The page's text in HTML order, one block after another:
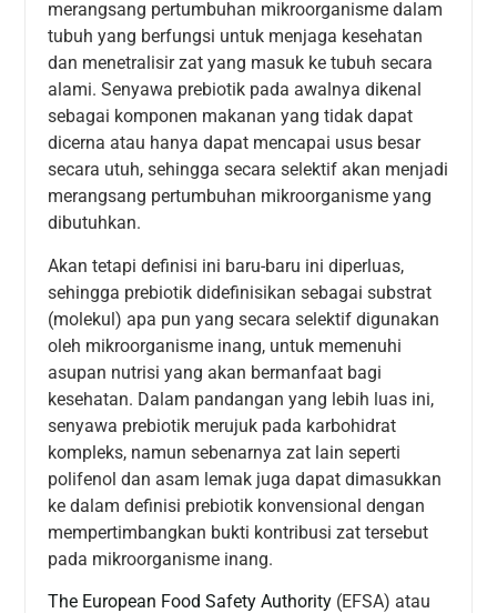
merangsang pertumbuhan mikroorganisme dalam
tubuh yang berfungsi untuk menjaga kesehatan
dan menetralisir zat yang masuk ke tubuh secara
alami. Senyawa prebiotik pada awalnya dikenal
sebagai komponen makanan yang tidak dapat
dicerna atau hanya dapat mencapai usus besar
secara utuh, sehingga secara selektif akan menjadi
merangsang pertumbuhan mikroorganisme yang
dibutuhkan.
Akan tetapi definisi ini baru-baru ini diperluas,
sehingga prebiotik didefinisikan sebagai substrat
(molekul) apa pun yang secara selektif digunakan
oleh mikroorganisme inang, untuk memenuhi
asupan nutrisi yang akan bermanfaat bagi
kesehatan. Dalam pandangan yang lebih luas ini,
senyawa prebiotik merujuk pada karbohidrat
kompleks, namun sebenarnya zat lain seperti
polifenol dan asam lemak juga dapat dimasukkan
ke dalam definisi prebiotik konvensional dengan
mempertimbangkan bukti kontribusi zat tersebut
pada mikroorganisme inang.
The European Food Safety Authority (EFSA) atau